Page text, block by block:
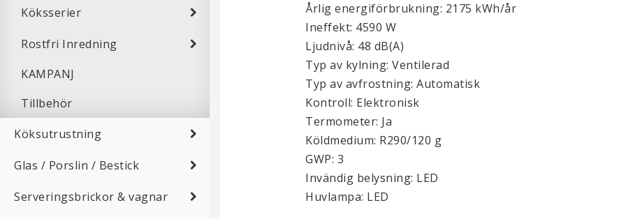
Köksserier
Rostfri Inredning
KAMPANJ
Tillbehör
Köksutrustning
Glas / Porslin / Bestick
Serveringsbrickor & vagnar
Årlig energiförbrukning: 2175 kWh/år
Ineffekt: 4590 W
Ljudnivå: 48 dB(A)
Typ av kylning: Ventilerad
Typ av avfrostning: Automatisk
Kontroll: Elektronisk
Termometer: Ja
Köldmedium: R290/120 g
GWP: 3
Invändig belysning: LED
Huvlampa: LED